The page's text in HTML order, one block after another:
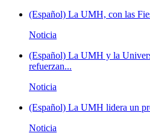
(Español) La UMH, con las
Noticia
(Español) La UMH y la
refuerzan...
Noticia
(Español) La UMH lidera un
Noticia